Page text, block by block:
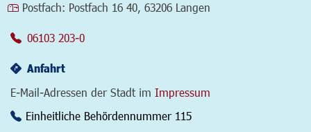
Postfach: Postfach 16 40, 63206 Langen
06103 203-0
Anfahrt
E-Mail-Adressen der Stadt im Impressum
Einheitliche Behördennummer 115